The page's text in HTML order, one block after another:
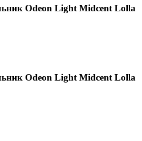
Odeon Light Midcent Lolla
Odeon Light Midcent Lolla